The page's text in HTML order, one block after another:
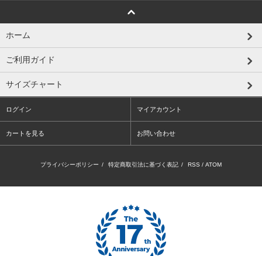
ホーム
ご利用ガイド
サイズチャート
ログイン マイアカウント
カートを見る お問い合わせ
プライバシーポリシー / 特定商取引法に基づく表記 / RSS / ATOM